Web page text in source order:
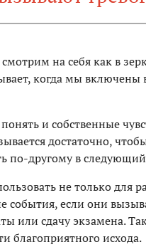
на себя как в
когда мы
и собственные
достаточно,
по-другому в
не только для
события, если они
или сдачу экзамена.
благоприятного исхода.